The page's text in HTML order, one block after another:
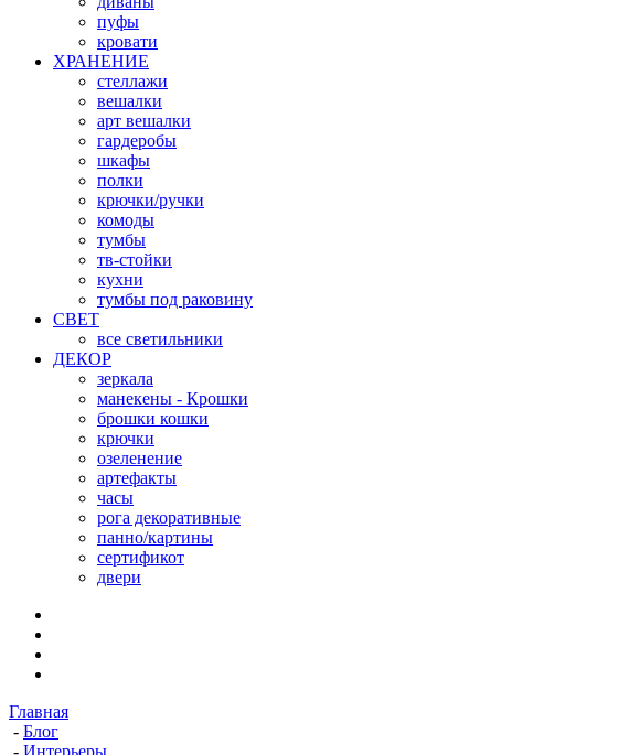
пуфы
кровати
ХРАНЕНИЕ
стеллажи
вешалки
арт вешалки
гардеробы
шкафы
полки
крючки/ручки
комоды
тумбы
тв-стойки
кухни
тумбы под раковину
СВЕТ
все светильники
ДЕКОР
зеркала
манекены - Крошки
брошки кошки
крючки
озеленение
артефакты
часы
рога декоративные
панно/картины
сертификот
двери
Главная
- Блог
- Интерьеры